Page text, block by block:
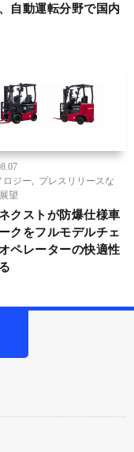
自動運転分野で国内
ロジー
プレスリリースな
望
クストが防爆仕様車
クをフルモデルチェ
ペレーターの快適性